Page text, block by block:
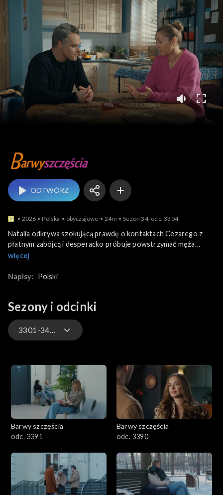
Barwy szczęścia
ODTWÓRZ
2026 Polska obyczajowe 24m Sezon 34, odc. 3304
Natalia odkrywa szokującą prawdę o kontaktach Cezarego z
płatnym zabójcą i desperacko próbuje powstrzymać męża
przed popełnieniem życiowego błędu. W tej sprawie spotyka
wpadli w misterną pułapkę zastawioną przez policję. Natomiast
więcej
Napisy: Polski
Sezony i odcinki
3301-3400
3201-3300
3101-3200
3001-3100
2901-3000
2801–2900
Barwy szczęścia
odc. 3391
Barwy szczęścia
odc. 3390